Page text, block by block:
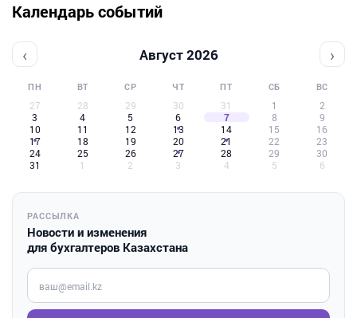
Календарь событий
‹ Август 2026 ›
ПН ВТ СР ЧТ ПТ СБ ВС
27 28 29 30 31 1
2
3
4 5 6 7 8
9
10
11 12 13 14 15
16
17
18 19 20 21 22
23
24
25 26 27 28 29
30
31
1 2 3 4 5 6
РАССЫЛКА
Новости и изменения
для бухгалтеров Казахстана
Введите ваш e-mail